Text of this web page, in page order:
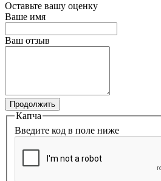
Оставьте вашу оценку
Ваше имя
Ваш отзыв
Продолжить
Капча
Введите код в поле ниже